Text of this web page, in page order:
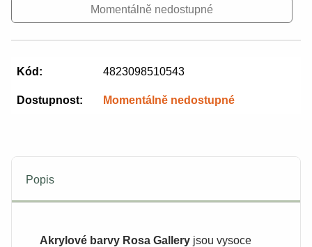
Momentálně nedostupné
Kód: 4823098510543
Dostupnost: Momentálně nedostupné
Popis
Akrylové barvy Rosa Gallery jsou vysoce